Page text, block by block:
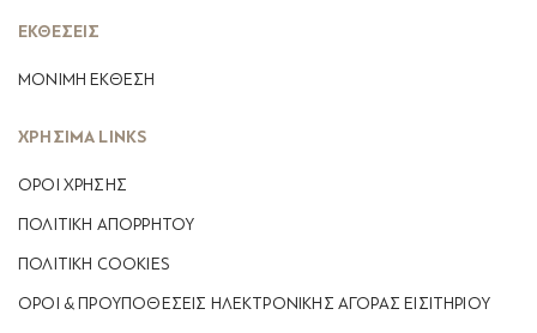
ΕΚΘΕΣΕΙΣ
ΜΟΝΙΜΗ ΕΚΘΕΣΗ
ΧΡΗΣΙΜΑ LINKS
ΟΡΟΙ ΧΡΗΣΗΣ
ΠΟΛΙΤΙΚΗ ΑΠΟΡΡΗΤΟΥ
ΠΟΛΙΤΙΚΗ COOKIES
ΟΡΟΙ & ΠΡΟΥΠΟΘΕΣΕΙΣ ΗΛΕΚΤΡΟΝΙΚΗΣ ΑΓΟΡΑΣ ΕΙΣΙΤΗΡΙΟΥ